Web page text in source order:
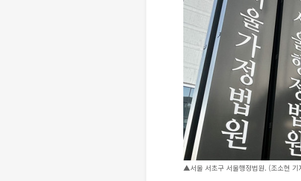
▲서울 서초구 서울행정법원. (조소현